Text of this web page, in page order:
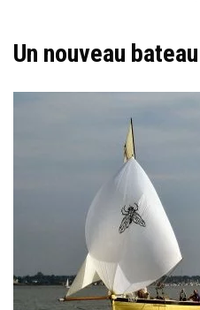
Un nouveau